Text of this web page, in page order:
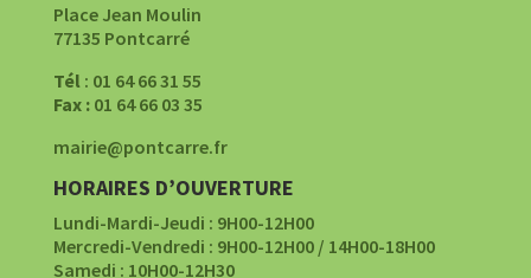
Place Jean Moulin
77135 Pontcarré
Tél : 01 64 66 31 55
Fax :01 64 66 03 35
mairie@pontcarre.fr
HORAIRES D’OUVERTURE
Lundi-Mardi-Jeudi : 9H00-12H00
Mercredi-Vendredi : 9H00-12H00 / 14H00-18H00
Samedi : 10H00-12H30